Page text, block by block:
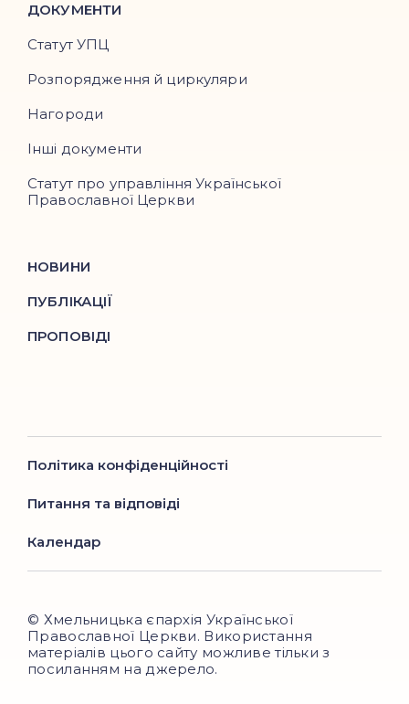
ДОКУМЕНТИ
Статут УПЦ
Розпорядження й циркуляри
Нагороди
Інші документи
Статут про управління Української
Православної Церкви
НОВИНИ
ПУБЛІКАЦІЇ
ПРОПОВІДІ
Політика конфіденційності
Питання та відповіді
Календар
© Хмельницька єпархія Української
Православної Церкви. Використання
матеріалів цього сайту можливе тільки з
посиланням на джерело.